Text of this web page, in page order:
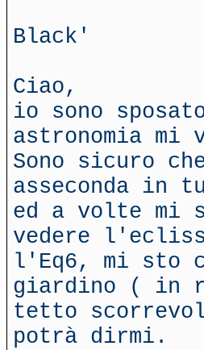
Black'
Ciao,
io sono
astronomia mi
Sono sicuro
asseconda in
ed a volte mi
vedere
l'Eq6, mi sto
giardino ( in
tetto
potrà dirmi.